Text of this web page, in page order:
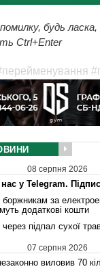
будь ласка,
Ctrl+Enter
08 серпня 2026
у Telegram.
за
додаткові кошти
підпал сухої
07 серпня 2026
виловив 70